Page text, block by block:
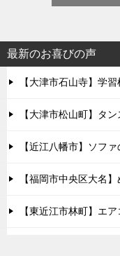
最新のお喜びの声
【大津市石山寺】学
【大津市松山町】タ
【近江八幡市】ソフ
【福岡市中央区大名
【東近江市林町】エ